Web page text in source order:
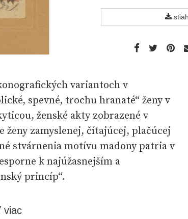
variantoch v
spevné, trochu hranaté“ ženy v
ženské akty zobrazené v
zamyslenej, čítajúcej, plačúcej
stvárnenia motívu madony patria v
k najúžasnejším a
princíp“.
the collection / Editori Dušan
viac